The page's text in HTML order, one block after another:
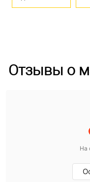
Отзывы о
На